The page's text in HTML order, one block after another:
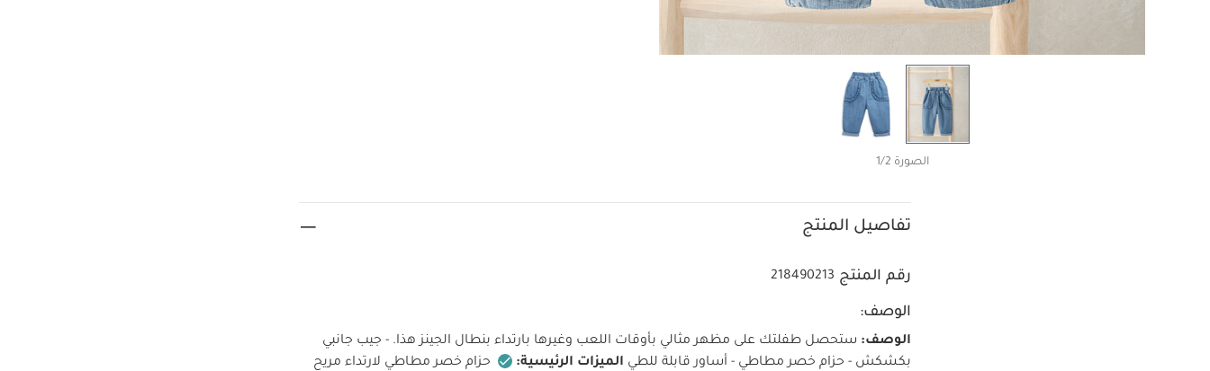
الصورة 1/2
تفاصيل المنتج
رقم المنتج 218490213
الوصف:
الوصف: ستحصل طفلتك على مظهر مثالي بأوقات اللعب وغيرها بارتداء بنطال الجينز هذا. - جيب جانبي
بكشكش - حزام خصر مطاطي - أساور قابلة للطي الميزات الرئيسية:
حزام خصر مطاطي لارتداء مريح